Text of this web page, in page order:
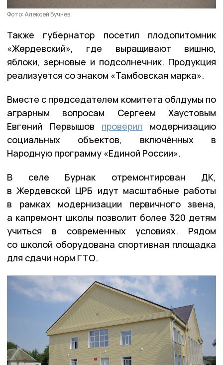
Фото: Алексей Бучнев
Также губернатор посетил плодопитомник
«Жердевский», где выращивают вишню,
яблоки, зерновые и подсолнечник. Продукция
реализуется со знаком «Тамбовская марка».
Вместе с председателем комитета облдумы по
аграрным вопросам Сергеем Хаустовым
Евгений Первышов проверил модернизацию
социальных объектов, включённых в
Народную программу «Единой России».
В селе Бурнак отремонтирован ДК,
в Жердевской ЦРБ идут масштабные работы
в рамках модернизации первичного звена,
а капремонт школы позволит более 320 детям
учиться в современных условиях. Рядом
со школой оборудована спортивная площадка
для сдачи норм ГТО.